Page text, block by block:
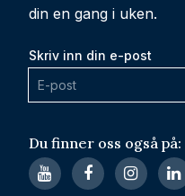
Du finner oss også på:
din en gang i uken.
Skriv inn din e-post